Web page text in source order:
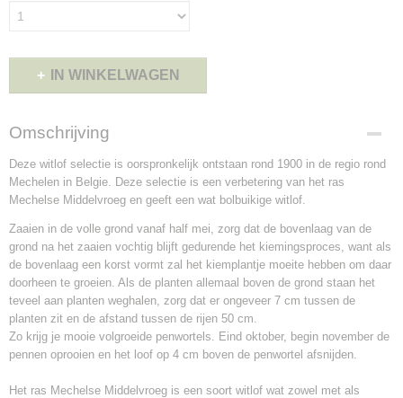
IN WINKELWAGEN
Omschrijving
Deze witlof selectie is oorspronkelijk ontstaan rond 1900 in de regio rond
Mechelen in Belgie. Deze selectie is een verbetering van het ras
Mechelse Middelvroeg en geeft een wat bolbuikige witlof.
Zaaien in de volle grond vanaf half mei, zorg dat de bovenlaag van de
grond na het zaaien vochtig blijft gedurende het kiemingsproces, want als
de bovenlaag een korst vormt zal het kiemplantje moeite hebben om daar
doorheen te groeien. Als de planten allemaal boven de grond staan het
teveel aan planten weghalen, zorg dat er ongeveer 7 cm tussen de
planten zit en de afstand tussen de rijen 50 cm.
Zo krijg je mooie volgroeide penwortels. Eind oktober, begin november de
pennen oprooien en het loof op 4 cm boven de penwortel afsnijden.
Het ras Mechelse Middelvroeg is een soort witlof wat zowel met als